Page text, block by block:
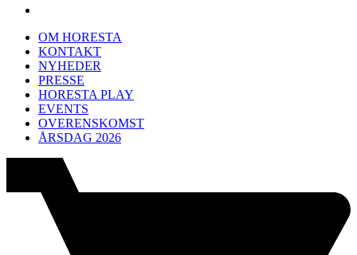
OM HORESTA
KONTAKT
NYHEDER
PRESSE
HORESTA PLAY
EVENTS
OVERENSKOMST
ÅRSDAG 2026